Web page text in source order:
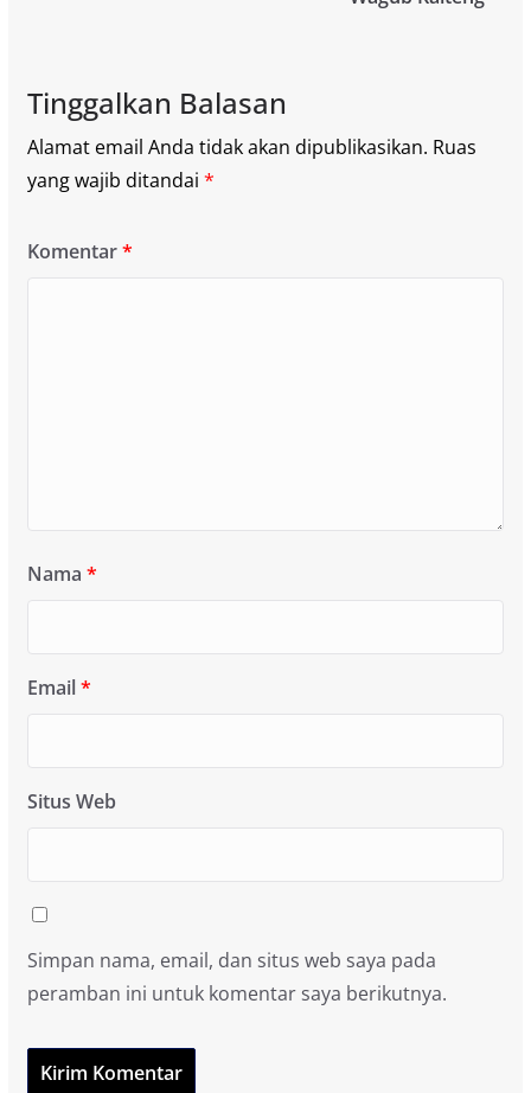
Tinggalkan Balasan
Alamat email Anda tidak akan dipublikasikan. Ruas
yang wajib ditandai *
Komentar*
Nama *
Email*
Situs Web
Simpan nama, email, dan situs web saya pada
peramban ini untuk komentar saya berikutnya.